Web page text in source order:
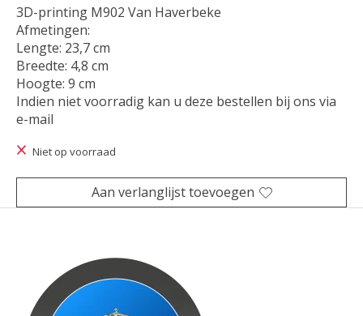
3D-printing M902 Van Haverbeke
Afmetingen:
Lengte: 23,7 cm
Breedte: 4,8 cm
Hoogte: 9 cm
Indien niet voorradig kan u deze bestellen bij ons via
e-mail
Niet op voorraad
Aan verlanglijst toevoegen